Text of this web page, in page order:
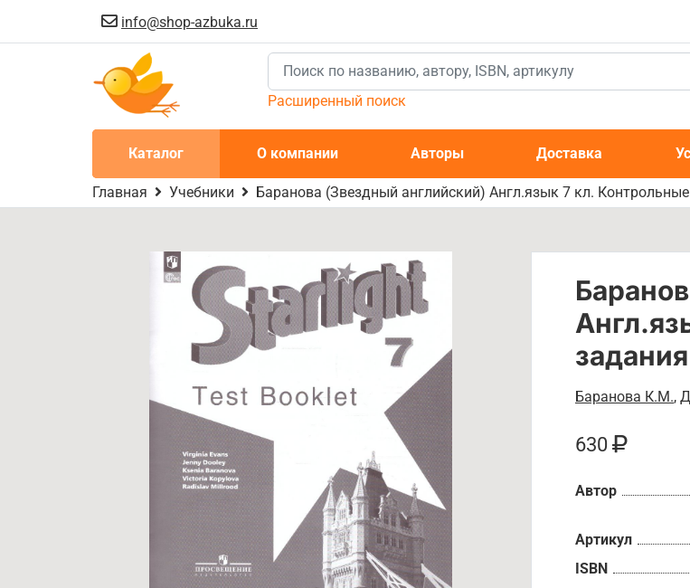
info@shop-azbuka.ru
Расширенный поиск
Каталог О компании Авторы Доставка
Главная Учебники Баранова (Звездный английский) Англ.язык 7 кл.
Баранова К.М.,
630
Автор
Артикул
ISBN